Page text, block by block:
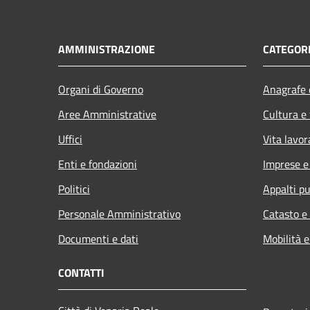
AMMINISTRAZIONE
Organi di Governo
Aree Amministrative
Uffici
Enti e fondazioni
Politici
Personale Amministrativo
Documenti e dati
Cultura
Vita
Imprese
Appalti
Catasto
Mobilità
CONTATTI